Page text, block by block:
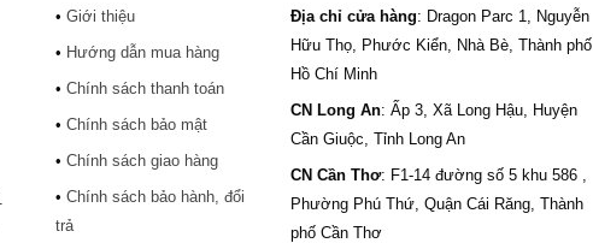
• Giới thiệu
• Hướng dẫn mua hàng
• Chính sách thanh toán
• Chính sách bảo mật
• Chính sách giao hàng
• Chính sách bảo hành, đổi
trả
Địa chỉ cửa hàng: Dragon Parc 1, Nguyễn
Hữu Thọ, Phước Kiển, Nhà Bè, Thành phố
Hồ Chí Minh
CN Long An: Ấp 3, Xã Long Hậu, Huyện
Cần Giuộc, Tỉnh Long An
CN Cần Thơ: F1-14 đường số 5 khu 586 ,
Phường Phú Thứ, Quận Cái Răng, Thành
phố Cần Thơ